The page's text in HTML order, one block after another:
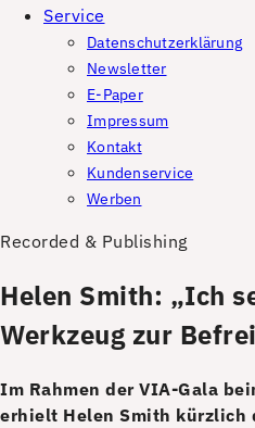
Service
Datenschutzerklärung
Newsletter
E-Paper
Impressum
Kontakt
Kundenservice
Werben
Recorded & Publishing
Helen Smith: „Ich
Werkzeug zur
Im Rahmen der VIA-Gala
erhielt Helen Smith